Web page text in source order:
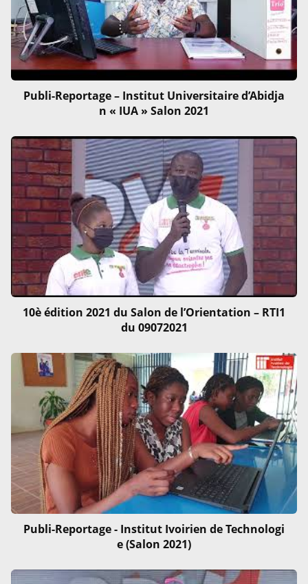
Publi-Reportage – Institut Universitaire d’Abidja
n « IUA » Salon 2021
10è édition 2021 du Salon de l’Orientation – RTI1
du 09072021
Publi-Reportage - Institut Ivoirien de Technologi
e (Salon 2021)